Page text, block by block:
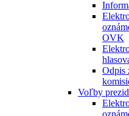
OVK
Odpis
Voľby